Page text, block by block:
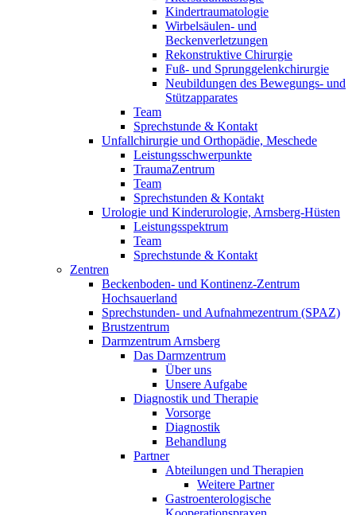
Kindertraumatologie
Wirbelsäulen- und
Beckenverletzungen
Rekonstruktive Chirurgie
Fuß- und Sprunggelenkchirurgie
Neubildungen des Bewegungs- und
Stützapparates
Team
Sprechstunde & Kontakt
Unfallchirurgie und Orthopädie, Meschede
Leistungsschwerpunkte
TraumaZentrum
Team
Sprechstunden & Kontakt
Urologie und Kinderurologie, Arnsberg-Hüsten
Leistungsspektrum
Team
Sprechstunde & Kontakt
Zentren
Beckenboden- und Kontinenz-Zentrum
Hochsauerland
Sprechstunden- und Aufnahmezentrum (SPAZ)
Brustzentrum
Darmzentrum Arnsberg
Das Darmzentrum
Über uns
Unsere Aufgabe
Diagnostik und Therapie
Vorsorge
Diagnostik
Behandlung
Partner
Abteilungen und Therapien
Weitere Partner
Gastroenterologische